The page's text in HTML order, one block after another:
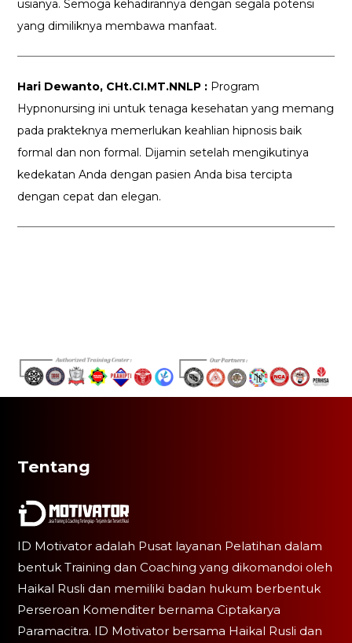
usianya. Semoga kehadirannya dengan segala potensi
yang dimiliknya membawa manfaat.
Hari Dewanto, CHt.CI.MT.NNLP : Program
Hypnonursing ini untuk tenaga kesehatan yang memang
pada prakteknya memerlukan keahlian hipnosis baik
formal dan non formal. Dijamin setelah mengikutinya
kedekatan Anda dengan pasien Anda bisa tercipta
dengan cepat dan elegan.
Tentang
ID Motivator adalah Pusat layanan Pelatihan dalam
bentuk Training dan Coaching yang dikomandoi oleh
Haikal Rusli dan memiliki badan hukum berbentuk
Perseroan Komenditer bernama Ciptakarya
Paramacitra. ID Motivator bersama Haikal Rusli dan